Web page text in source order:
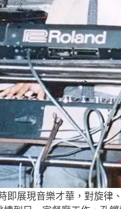
即展現音樂才華，對旋律